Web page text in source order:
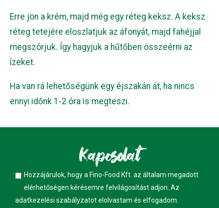
Erre jön a krém, majd még egy réteg keksz. A keksz
réteg tetejére eloszlatjuk az áfonyát, majd fahéjjal
megszórjuk. Így hagyjuk a hűtőben összeérni az
ízeket.
Ha van rá lehetőségünk egy éjszakán át, ha nincs
ennyi időnk 1-2 óra is megteszi.
Kapcsolat
Hozzájárulok, hogy a Fino-Food Kft. az általam megadott
elérhetőségen kérésemre felvilágosítást adjon. Az
adatkezelési szabályzatotelolvastam és elfogadom.